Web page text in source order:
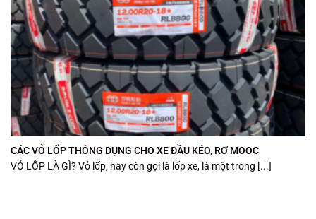
CÁC VỎ LỐP THÔNG DỤNG CHO XE ĐẦU KÉO, RƠ MOOC
VỎ LỐP LÀ GÌ? Vỏ lốp, hay còn gọi là lốp xe, là một trong [...]